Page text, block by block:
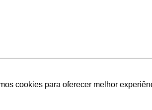
cookies para oferecer melhor